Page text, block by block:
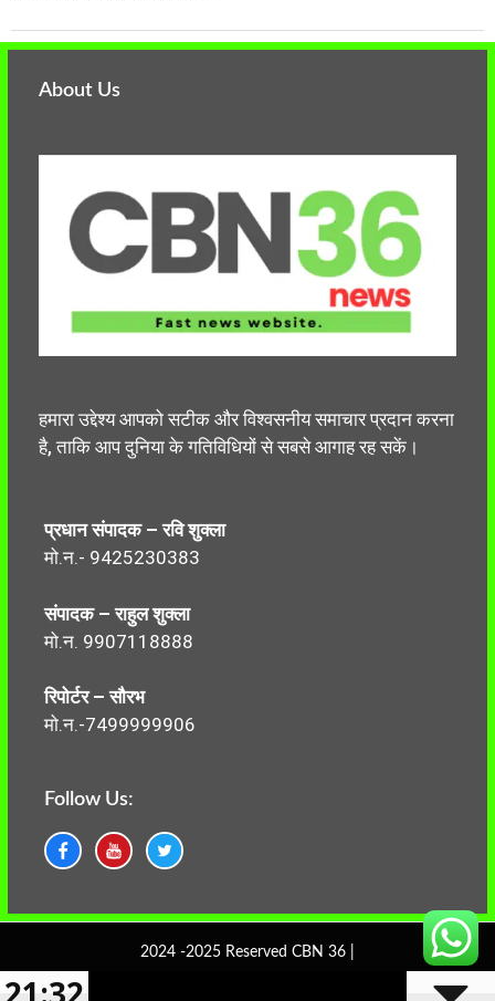
About Us
हमारा उद्देश्य आपको सटीक और विश्वसनीय समाचार प्रदान करना
है, ताकि आप दुनिया के गतिविधियों से सबसे आगाह रह सकें।
प्रधान संपादक – रवि शुक्ला
मो.न.- 9425230383
संपादक – राहुल शुक्ला
मो.न. 9907118888
रिपोर्टर – सौरभ
मो.न.-7499999906
Follow Us:
2024 -2025 Reserved CBN 36 |